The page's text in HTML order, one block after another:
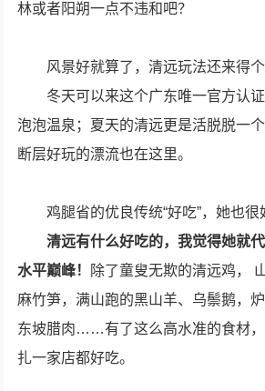
林或者阳朔一点不违和吧？
风景好就算了，清远玩法还来得个
冬天可以来这个广东唯一官方认
泡泡温泉；夏天的清远更是活脱脱一
断层好玩的漂流也在这里。
鸡腿省的优良传统“好吃”，她也很
清远有什么好吃的，我觉得她就
水平巅峰！ 除了童叟无欺的清远鸡，
麻竹笋，满山跑的黑山羊、乌鬃鹅，
东坡腊肉……有了这么高水准的食材
扎一家店都好吃。